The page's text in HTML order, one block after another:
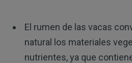
El rumen de las vacas
natural los materiales
nutrientes, ya que